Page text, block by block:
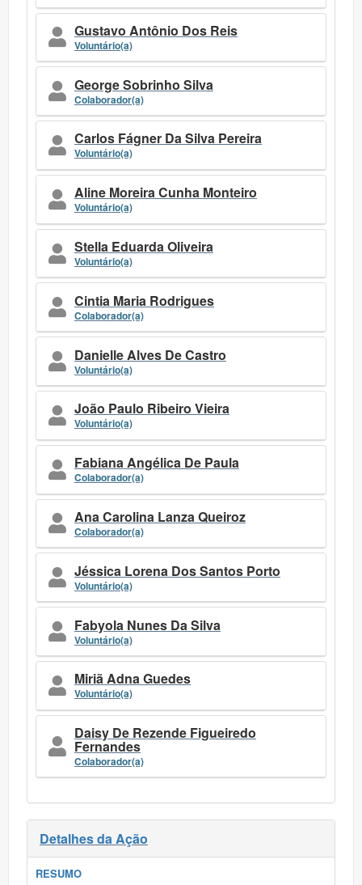
Gustavo Antônio Dos Reis
Voluntário(a)
George Sobrinho Silva
Colaborador(a)
Carlos Fágner Da Silva Pereira
Voluntário(a)
Aline Moreira Cunha Monteiro
Voluntário(a)
Stella Eduarda Oliveira
Voluntário(a)
Cintia Maria Rodrigues
Colaborador(a)
Danielle Alves De Castro
Voluntário(a)
João Paulo Ribeiro Vieira
Voluntário(a)
Fabiana Angélica De Paula
Colaborador(a)
Ana Carolina Lanza Queiroz
Colaborador(a)
Jéssica Lorena Dos Santos Porto
Voluntário(a)
Fabyola Nunes Da Silva
Voluntário(a)
Miriã Adna Guedes
Voluntário(a)
Daisy De Rezende Figueiredo
Fernandes
Colaborador(a)
Detalhes da Ação
RESUMO